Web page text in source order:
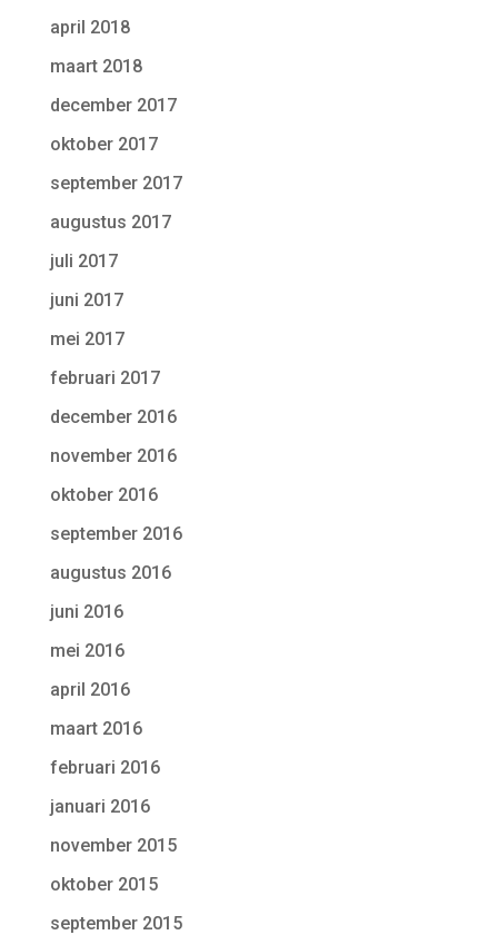
april 2018
maart 2018
december 2017
oktober 2017
september 2017
augustus 2017
juli 2017
juni 2017
mei 2017
februari 2017
december 2016
november 2016
oktober 2016
september 2016
augustus 2016
juni 2016
mei 2016
april 2016
maart 2016
februari 2016
januari 2016
november 2015
oktober 2015
september 2015